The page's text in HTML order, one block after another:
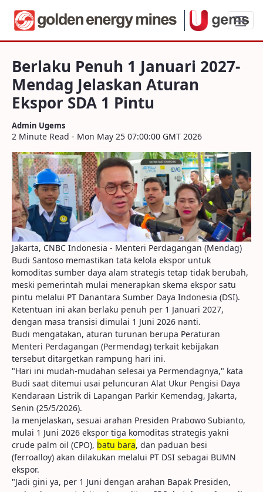
Berlaku Penuh 1 Januari 2027-Mendag
Berlaku Penuh 1 Januari 2027-
Mendag Jelaskan Aturan
Ekspor SDA 1 Pintu
Admin Ugems
2 Minute Read - Mon May 25 07:00:00 GMT 2026
Jakarta, CNBC Indonesia - Menteri Perdagangan (Mendag)
Budi Santoso memastikan tata kelola ekspor untuk
komoditas sumber daya alam strategis tetap tidak berubah,
meski pemerintah mulai menerapkan skema ekspor satu
pintu melalui PT Danantara Sumber Daya Indonesia (DSI).
Ketentuan ini akan berlaku penuh per 1 Januari 2027,
dengan masa transisi dimulai 1 Juni 2026 nanti.
Budi mengatakan, aturan turunan berupa Peraturan
Menteri Perdagangan (Permendag) terkait kebijakan
tersebut ditargetkan rampung hari ini.
"Hari ini mudah-mudahan selesai ya Permendagnya," kata
Budi saat ditemui usai peluncuran Alat Ukur Pengisi Daya
Kendaraan Listrik di Lapangan Parkir Kemendag, Jakarta,
Senin (25/5/2026).
Ia menjelaskan, sesuai arahan Presiden Prabowo Subianto,
mulai 1 Juni 2026 ekspor tiga komoditas strategis yakni
crude palm oil (CPO), batu bara, dan paduan besi
(ferroalloy) akan dilakukan melalui PT DSI sebagai BUMN
ekspor.
"Jadi gini ya, per 1 Juni dengan arahan Bapak Presiden,